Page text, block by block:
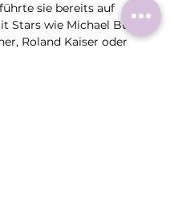
sie bereits auf
Stars wie Michael Bublé,
Roland Kaiser oder